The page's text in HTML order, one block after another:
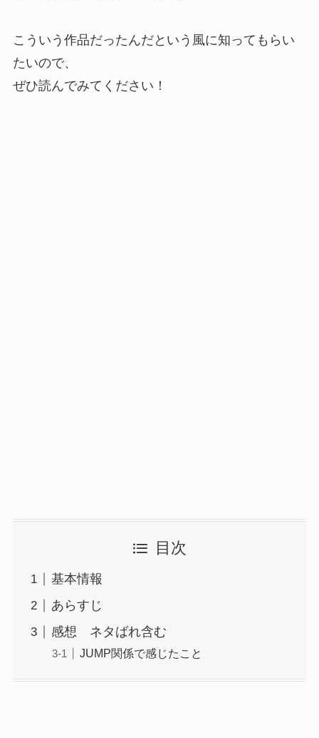
こういう作品だったんだという風に知ってもらい
たいので、
ぜひ読んでみてください！
目次
基本情報
あらすじ
感想 ネタばれ含む
JUMP関係で感じたこと